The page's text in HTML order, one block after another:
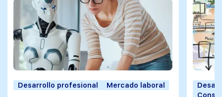
Desarrollo profesional Mercado laboral